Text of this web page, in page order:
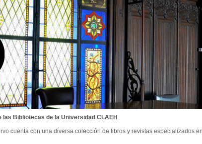
las Bibliotecas de la Universidad CLAEH
cuenta con una diversa colección de libros y revistas especializados